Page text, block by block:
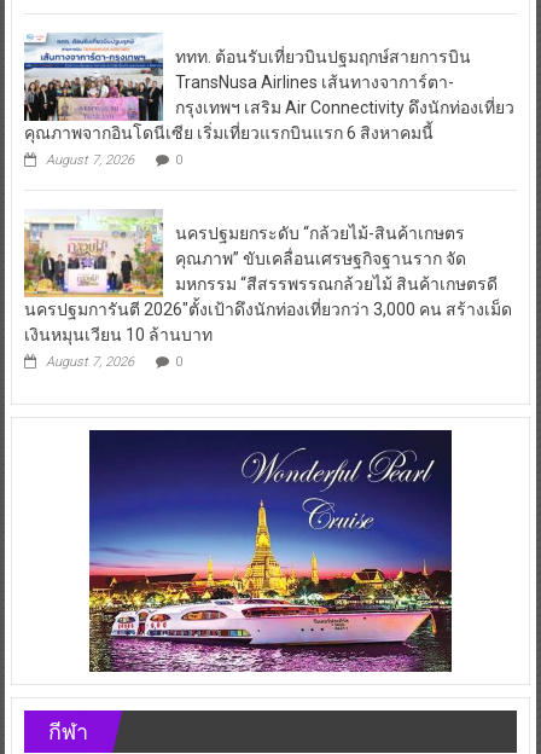
ททท. ต้อนรับเที่ยวบินปฐมฤกษ์สายการบิน
TransNusa Airlines เส้นทางจาการ์ตา-
กรุงเทพฯ เสริม Air Connectivity ดึงนักท่องเที่ยว
คุณภาพจากอินโดนีเซีย เริ่มเที่ยวแรกบินแรก 6 สิงหาคมนี้
August 7, 2026 0
นครปฐมยกระดับ “กล้วยไม้-สินค้าเกษตร
คุณภาพ” ขับเคลื่อนเศรษฐกิจฐานราก จัด
มหกรรม “สีสรรพรรณกล้วยไม้ สินค้าเกษตรดี
นครปฐมการันตี 2026″ตั้งเป้าดึงนักท่องเที่ยวกว่า 3,000 คน สร้างเม็ด
เงินหมุนเวียน 10 ล้านบาท
August 7, 2026 0
กีฬา